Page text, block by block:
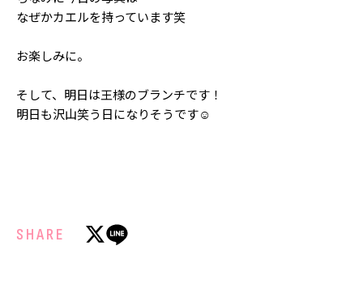
なぜかカエルを持っています笑
お楽しみに。
そして、明日は王様のブランチです！
明日も沢山笑う日になりそうです☺️︎
SHARE